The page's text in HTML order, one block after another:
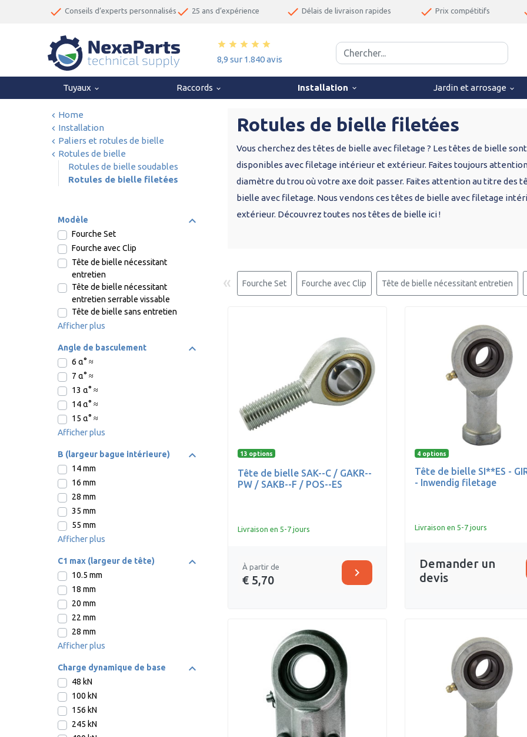
done Conseils d’experts personnalisés done 25 ans d’expérience done Délais de livraison rapides done Prix compétitifs
star star star star star
8,9 sur 1.840 avis
Tuyaux keyboard_arrow_down Raccords keyboard_arrow_down Installation keyboard_arrow_down Jardin et arrosage keyboard_arrow_down
Home
Installation
Paliers et rotules de bielle
Rotules de bielle
Rotules de bielle soudables
Rotules de bielle filetées
Modèle
Fourche Set
Fourche avec Clip
Tête de bielle nécessitant
entretien
Tête de bielle nécessitant
entretien serrable vissable
Tête de bielle sans entretien
Afficher plus
Angle de basculement
6 α° ≈
7 α° ≈
13 α° ≈
14 α° ≈
15 α° ≈
Afficher plus
B (largeur bague intérieure)
14 mm
16 mm
28 mm
35 mm
55 mm
Afficher plus
C1 max (largeur de tête)
10.5 mm
18 mm
20 mm
22 mm
28 mm
Afficher plus
Charge dynamique de base
48 kN
100 kN
156 kN
245 kN
Rotules de bielle filetées
Vous cherchez des têtes de bielle avec filetage ? Les têtes de bielle sont
disponibles avec filetage intérieur et extérieur. Faites toujours
diamètre du trou où votre axe doit passer. Faites attention au titre des
bielle avec filetage. Nous vendons ces têtes de bielle avec filetage
extérieur. Découvrez toutes nos têtes de bielle ici !
Fourche Set Fourche avec Clip Tête de bielle nécessitant entretien
«
13 options
Tête de bielle SAK--C / GAKR--
PW / SAKB--F / POS--ES
Livraison en 5-7 jours
À partir de
€ 5,70
chevron_right
4 options
Tête de bielle SI**ES -
- Inwendig filetage
Livraison en 5-7 jours
Demander un
devis